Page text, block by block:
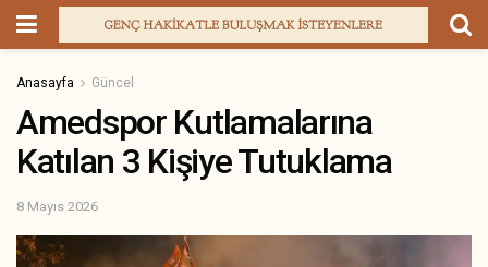
Anasayfa Güncel
Amedspor Kutlamalarına
Katılan 3 Kişiye Tutuklama
8 Mayıs 2026